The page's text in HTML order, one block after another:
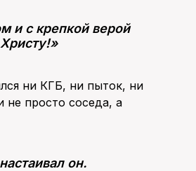
и с крепкой верой
ни КГБ, ни пыток, ни
не просто соседа, а
он.